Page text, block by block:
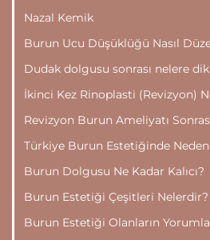
Nazal Kemik
Burun Ucu Düşüklüğü Nasıl
Dudak dolgusu sonrası nelere
İkinci Kez Rinoplasti (Revizyon)
Revizyon Burun Ameliyatı
Türkiye Burun Estetiğinde
Burun Dolgusu Ne Kadar Kalıcı?
Burun Estetiği Çeşitleri Nelerdir?
Burun Estetiği Olanların